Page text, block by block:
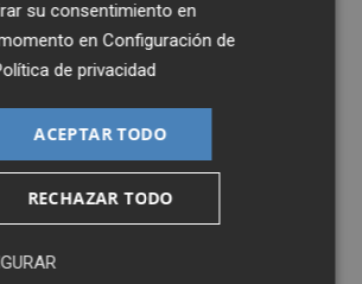
es el de Cristian
ha tenido ya un año
a intereses y todo hace
una de las primeras salidas
fichajes. Con el Leipzig
cerrarlo cuanto antes, la
CF va a ser intentar
algo que se habló en
su consentimiento en
enConfiguración de
de privacidad
ACEPTAR TODO
RECHAZAR TODO